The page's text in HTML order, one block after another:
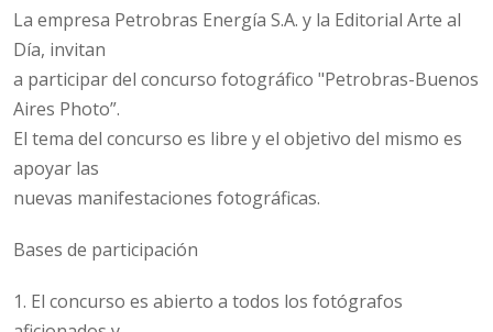
La empresa Petrobras Energía S.A. y la Editorial Arte al
Día, invitan
a participar del concurso fotográfico "Petrobras-Buenos
Aires Photo”.
El tema del concurso es libre y el objetivo del mismo es
apoyar las
nuevas manifestaciones fotográficas.
Bases de participación
1. El concurso es abierto a todos los fotógrafos